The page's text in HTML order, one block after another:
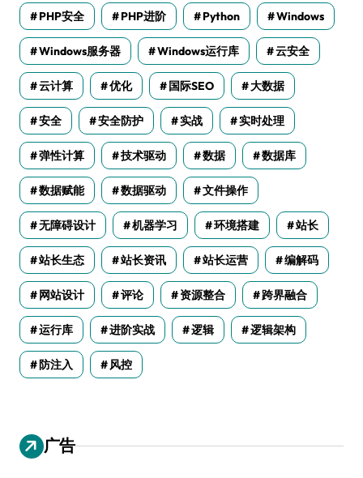
PHP安全 PHP进阶 Python Windows
Windows服务器 Windows运行库 云安全
云计算 优化 国际SEO 大数据
安全 安全防护 实战 实时处理
弹性计算 技术驱动 数据 数据库
数据赋能 数据驱动 文件操作
无障碍设计 机器学习 环境搭建 站长
站长生态 站长资讯 站长运营 编解码
网站设计 评论 资源整合 跨界融合
运行库 进阶实战 逻辑 逻辑架构
防注入 风控
广告